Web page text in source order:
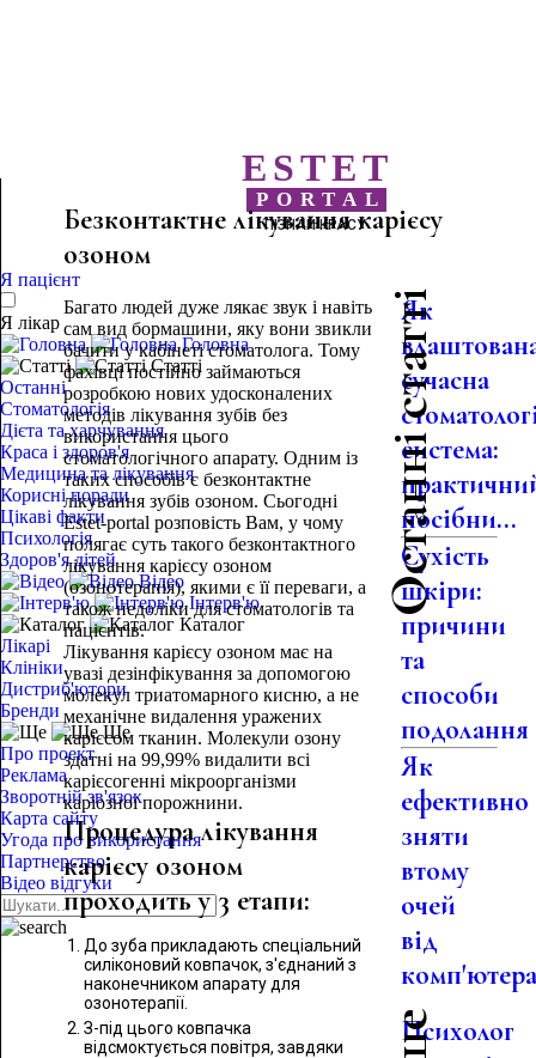
ESTET
PORTAL
ПІЗНАЙ КРАСУ
Я пацієнт
Я лікар
Головна
Статті
Останні
Стоматологія
Дієта та харчування
Краса і здоров'я
Медицина та лікування
Корисні поради
Цікаві факти
Психологія
Здоров'я дітей
Відео
Інтерв'ю
Каталог
Лікарі
Клініки
Дистриб'ютори
Бренди
Ще
Про проект
Реклама
Зворотній зв'язок
Карта сайту
Угода про використання
Партнерство
Відео відгуки
Безконтактне лікування карієсу
озоном
Багато людей дуже лякає звук і навіть
сам вид бормашини, яку вони звикли
бачити у кабінеті стоматолога. Тому
фахівці постійно займаються
розробкою нових удосконалених
методів лікування зубів без
використання цього
стоматологічного апарату. Одним із
таких способів є безконтактне
лікування зубів озоном. Сьогодні
Estet-portal розповість Вам, у чому
полягає суть такого безконтактного
лікування карієсу озоном
(озонотерапія), якими є її переваги, а
також недоліки для стоматологів та
пацієнтів.
Лікування карієсу озоном має на
увазі дезінфікування за допомогою
молекул триатомарного кисню, а не
механічне видалення уражених
карієсом тканин. Молекули озону
здатні на 99,99% видалити всі
карієсогенні мікроорганізми
каріозної порожнини.
Процедура лікування
карієсу озоном
проходить у 3 етапи:
До зуба прикладають спеціальний
силіконовий ковпачок, з'єднаний з
наконечником апарату для
озонотерапії.
З-під цього ковпачка
відсмоктується повітря, завдяки
Останні статті
Як
сучасна
система:
посібни...
Сухість
шкіри:
причини
та
способи
подолання
Як
ефективно
зняти
втому
очей
від
Психолог